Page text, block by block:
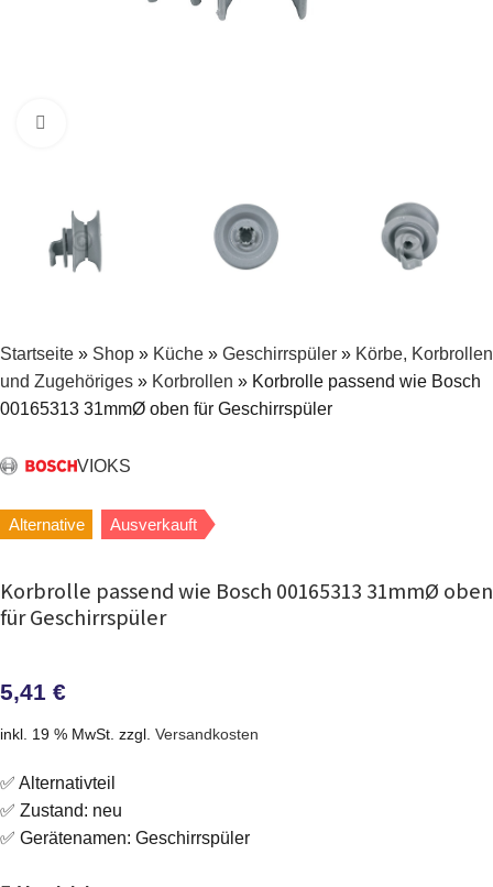
Startseite » Shop » Küche » Geschirrspüler » Körbe, Korbrollen
und Zugehöriges » Korbrollen » Korbrolle passend wie Bosch
00165313 31mmØ oben für Geschirrspüler
VIOKS
Alternative Ausverkauft
Korbrolle passend wie Bosch 00165313 31mmØ oben
für Geschirrspüler
5,41 €
inkl. 19 % MwSt. zzgl. Versandkosten
✅ Alternativteil
✅ Zustand: neu
✅ Gerätenamen: Geschirrspüler